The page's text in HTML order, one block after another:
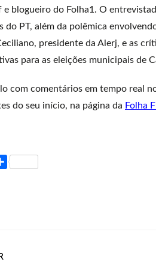
e blogueiro do Folha1. O
do PT, além da polêmica
presidente da Alerj, e as
para as eleições municipais de
com comentários em tempo real
do seu início, na página da Folha
S